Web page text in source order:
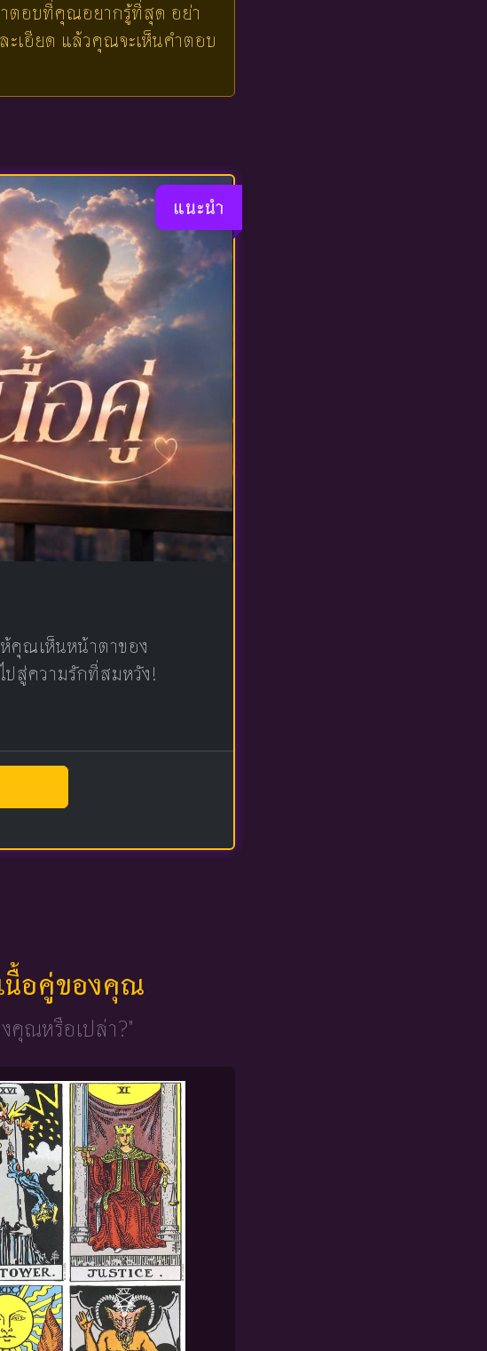
ำตอบที่คุณอยากรู้ที่สุด อย่า
เอียด แล้วคุณจะเห็นคำตอบ
แนะนำ
คุณเห็นหน้าตาของ
ปสู่ความรักที่สมหวัง!
นื้อคู่ของคุณ
คุณหรือเปล่า?"